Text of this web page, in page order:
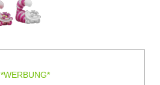
*WERBUNG*